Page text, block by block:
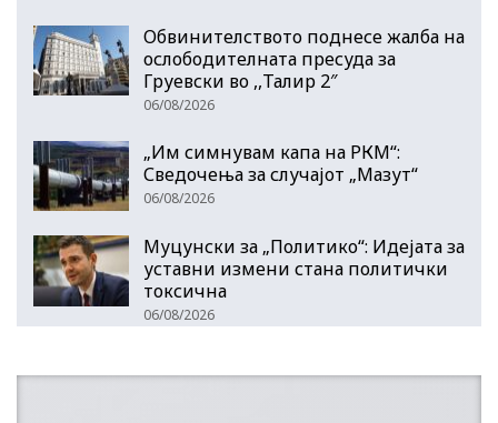
Обвинителството поднесе жалба на
ослободителната пресуда за
Груевски во ,,Талир 2″
06/08/2026
„Им симнувам капа на РКМ“:
Сведочења за случајот „Мазут“
06/08/2026
Муцунски за „Политико“: Идејата за
уставни измени стана политички
токсична
06/08/2026